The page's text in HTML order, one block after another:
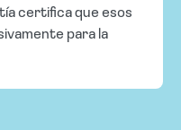
certifica que esos
para la